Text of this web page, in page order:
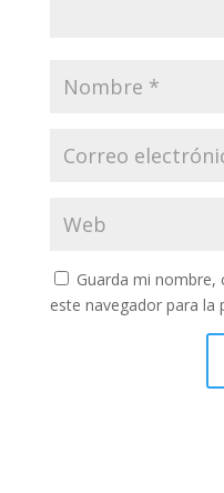
Guarda mi nombre,
este navegador para la